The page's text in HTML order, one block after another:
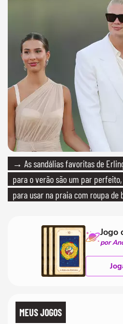
→ As sandálias favoritas de
para o verão são um par
para usar na praia com roupa de
Jogo
por
MEUS JOGOS